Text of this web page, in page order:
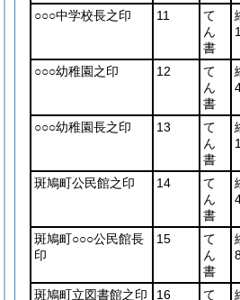
○○○中学校長之印 11
て
ん
書
○○○幼稚園之印 12
て
ん
書
○○○幼稚園長之印 13
て
ん
書
斑鳩町公民館之印 14
て
ん
書
斑鳩町○○○公民館長
印
15
て
ん
書
斑鳩町立図書館之印 16
て